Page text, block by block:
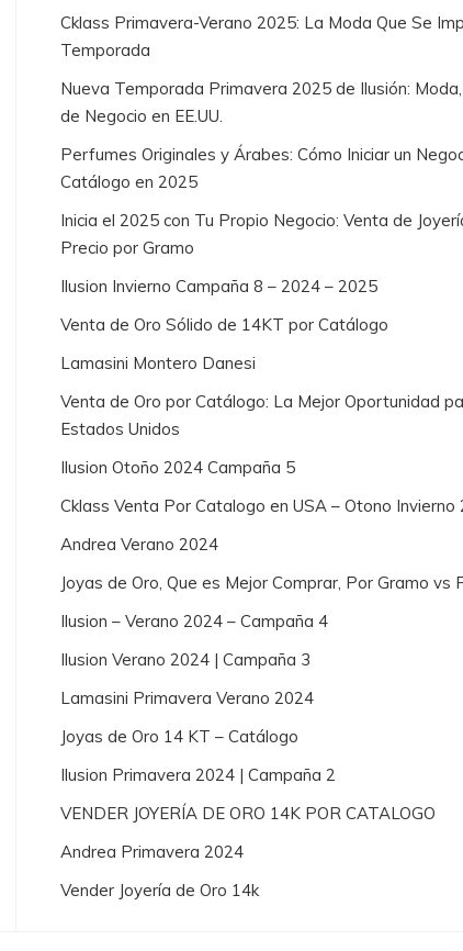
Cklass Primavera-Verano 2025: La Moda Que Se
Temporada
Nueva Temporada Primavera 2025 de Ilusión:
de Negocio en EE.UU.
Perfumes Originales y Árabes: Cómo Iniciar un
Catálogo en 2025
Inicia el 2025 con Tu Propio Negocio: Venta de
Precio por Gramo
Ilusion Invierno Campaña 8 – 2024 – 2025
Venta de Oro Sólido de 14KT por Catálogo
Lamasini Montero Danesi
Venta de Oro por Catálogo: La Mejor Oportunidad
Estados Unidos
Ilusion Otoño 2024 Campaña 5
Cklass Venta Por Catalogo en USA – Otono Invierno
Andrea Verano 2024
Joyas de Oro, Que es Mejor Comprar, Por Gramo vs
Ilusion – Verano 2024 – Campaña 4
Ilusion Verano 2024 | Campaña 3
Lamasini Primavera Verano 2024
Joyas de Oro 14 KT – Catálogo
Ilusion Primavera 2024 | Campaña 2
VENDER JOYERÍA DE ORO 14K POR CATALOGO
Andrea Primavera 2024
Vender Joyería de Oro 14k